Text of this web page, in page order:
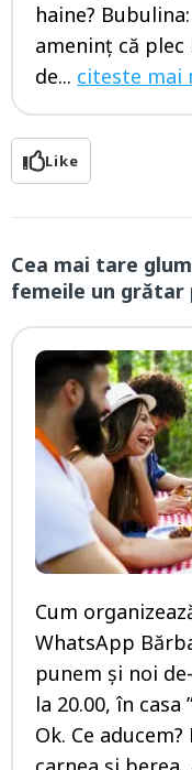
haine?
ameninț că
de... citeste mai
Like
Cea mai tare
femeile un grătar
Cum
WhatsApp
punem și noi
la 20.00, în
Ok. Ce